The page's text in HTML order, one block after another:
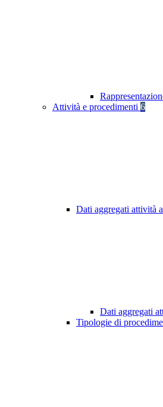
Attività e procedimenti 6
Dati aggregati attività
Dati aggregati
Tipologie di